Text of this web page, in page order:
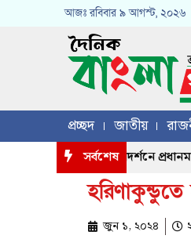
আজঃরবিবার ৯ আগস্ট, ২০২৬
প্রচ্ছদ জাতীয়
সর্বশেষ
প্রকল্প পরিদর্শনে প্রধানমন্ত্রী
জুন ১, ২০২৪